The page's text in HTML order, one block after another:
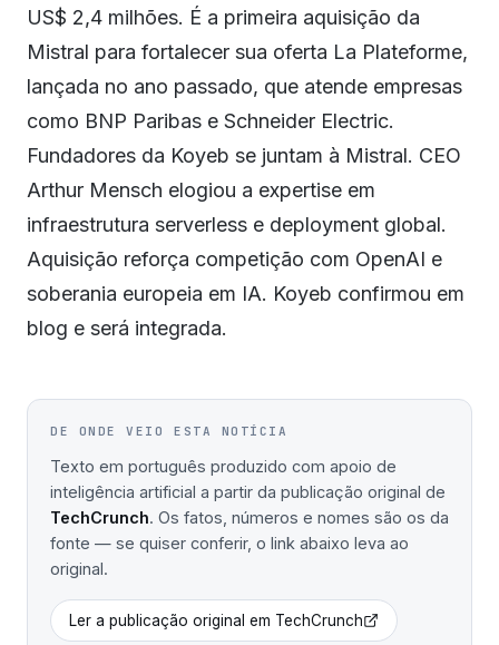
US$ 2,4 milhões. É a primeira aquisição da
Mistral para fortalecer sua oferta La Plateforme,
lançada no ano passado, que atende empresas
como BNP Paribas e Schneider Electric.
Fundadores da Koyeb se juntam à Mistral. CEO
Arthur Mensch elogiou a expertise em
infraestrutura serverless e deployment global.
Aquisição reforça competição com OpenAI e
soberania europeia em IA. Koyeb confirmou em
blog e será integrada.
DE ONDE VEIO ESTA NOTÍCIA
Texto em português produzido com apoio de
inteligência artificial a partir da publicação original de
TechCrunch. Os fatos, números e nomes são os da
fonte — se quiser conferir, o link abaixo leva ao
original.
Ler a publicação original em TechCrunch